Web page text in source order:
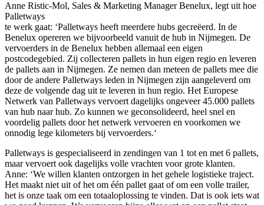
Anne Ristic-Mol, Sales & Marketing Manager Benelux, legt uit hoe
Palletways
te werk gaat: ‘Palletways heeft meerdere hubs gecreëerd. In de
Benelux opereren we bijvoorbeeld vanuit de hub in Nijmegen. De
vervoerders in de Benelux hebben allemaal een eigen
postcodegebied. Zij collecteren pallets in hun eigen regio en leveren
de pallets aan in Nijmegen. Ze nemen dan meteen de pallets mee die
door de andere Palletways leden in Nijmegen zijn aangeleverd om
deze de volgende dag uit te leveren in hun regio. Het Europese
Netwerk van Palletways vervoert dagelijks ongeveer 45.000 pallets
van hub naar hub. Zo kunnen we geconsolideerd, heel snel en
voordelig pallets door het netwerk vervoeren en voorkomen we
onnodig lege kilometers bij vervoerders.‘
Palletways is gespecialiseerd in zendingen van 1 tot en met 6 pallets,
maar vervoert ook dagelijks volle vrachten voor grote klanten.
Anne: ‘We willen klanten ontzorgen in het gehele logistieke traject.
Het maakt niet uit of het om één pallet gaat of om een volle trailer,
het is onze taak om een totaaloplossing te vinden. Dat is ook iets wat